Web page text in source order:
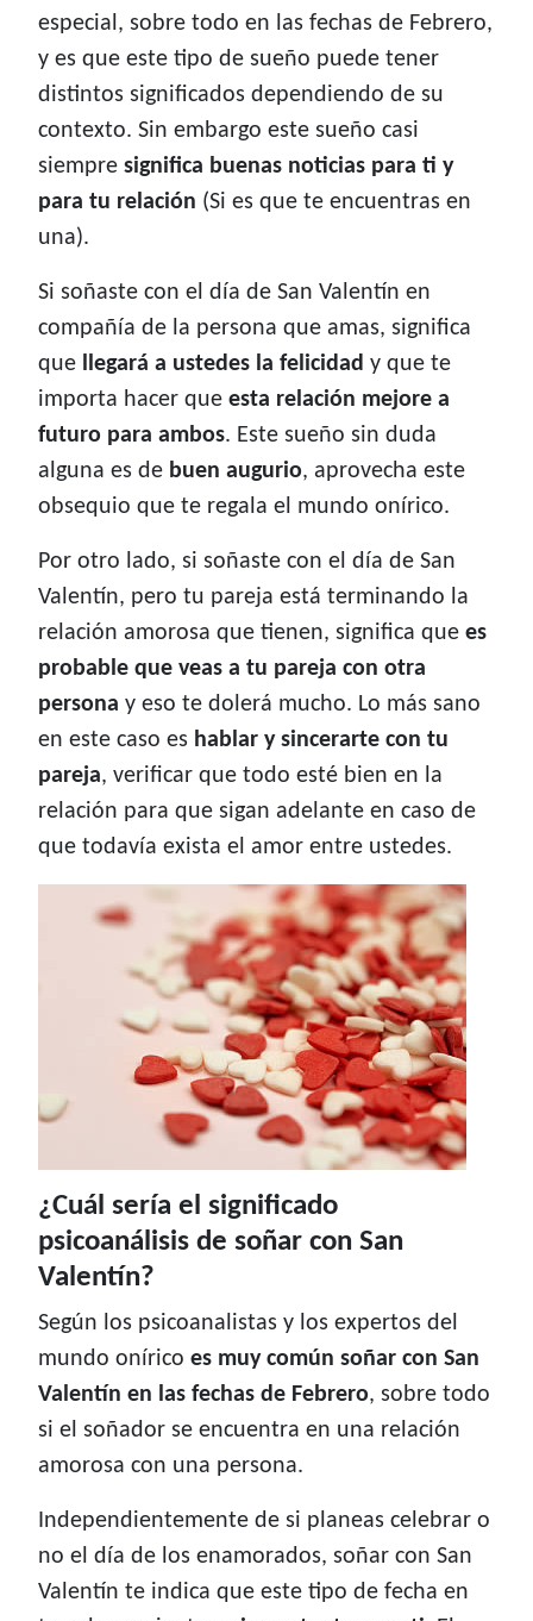
especial, sobre todo en las fechas de Febrero,
y es que este tipo de sueño puede tener
distintos significados dependiendo de su
contexto. Sin embargo este sueño casi
siempre significa buenas noticias para ti y
para tu relación (Si es que te encuentras en
una).
Si soñaste con el día de San Valentín en
compañía de la persona que amas, significa
que llegará a ustedes la felicidad y que te
importa hacer que esta relación mejore a
futuro para ambos. Este sueño sin duda
alguna es de buen augurio, aprovecha este
obsequio que te regala el mundo onírico.
Por otro lado, si soñaste con el día de San
Valentín, pero tu pareja está terminando la
relación amorosa que tienen, significa que es
probable que veas a tu pareja con otra
persona y eso te dolerá mucho. Lo más sano
en este caso es hablar y sincerarte con tu
pareja, verificar que todo esté bien en la
relación para que sigan adelante en caso de
que todavía exista el amor entre ustedes.
¿Cuál sería el significado
psicoanálisis de soñar con San
Valentín?
Según los psicoanalistas y los expertos del
mundo onírico es muy común soñar con San
Valentín en las fechas de Febrero, sobre todo
si el soñador se encuentra en una relación
amorosa con una persona.
Independientemente de si planeas celebrar o
no el día de los enamorados, soñar con San
Valentín te indica que este tipo de fecha en